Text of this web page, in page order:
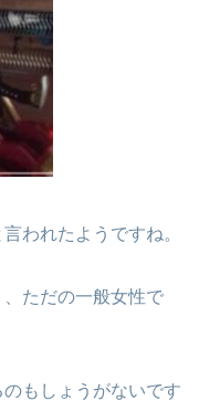
われたようですね。
ただの一般女性で
もしょうがないです